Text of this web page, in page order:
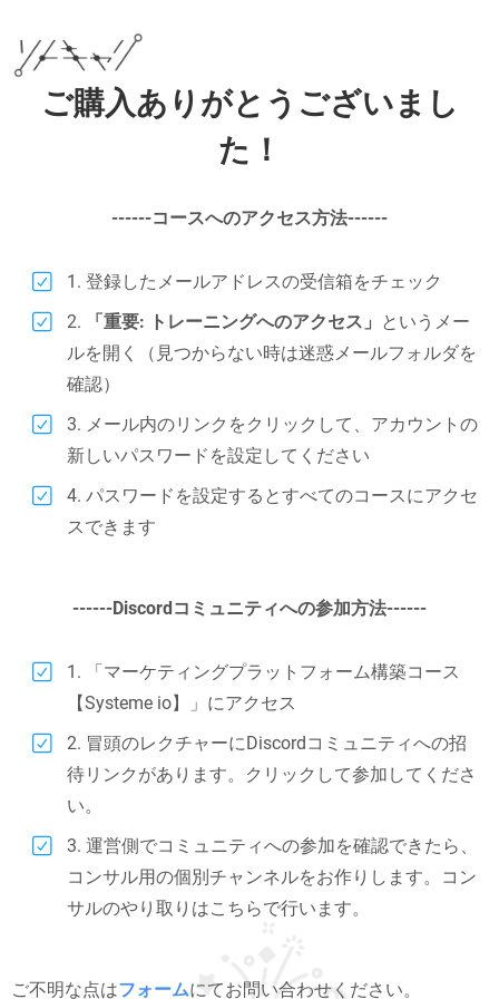
ご購入ありがとうございまし
た！
------コースへのアクセス方法------
1. 登録したメールアドレスの受信箱をチェック
2.
「重要: トレーニングへのアクセス」 というメー
ルを開く（見つからない時は迷惑メールフォルダを
確認）
3. メール内のリンクをクリックして、アカウントの
新しいパスワードを設定してください
4. パスワードを設定するとすべてのコースにアクセ
スできます
------Discordコミュニティへの参加方法------
1. 「マーケティングプラットフォーム構築コース
【Systeme io】」にアクセス
2. 冒頭のレクチャーにDiscordコミュニティへの招
待リンクがあります。クリックして参加してくださ
い。
3. 運営側でコミュニティへの参加を確認できたら、
コンサル用の個別チャンネルをお作りします。コン
サルのやり取りはこちらで行います。
ご不明な点はフォームにてお問い合わせください。